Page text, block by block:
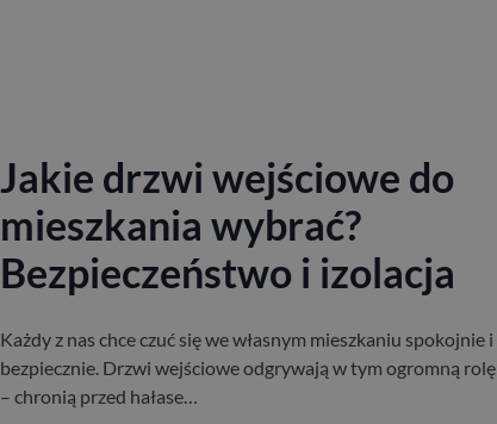
Jakie drzwi wejściowe do
mieszkania wybrać?
Bezpieczeństwo i izolacja
Każdy z nas chce czuć się we własnym mieszkaniu spokojnie i
bezpiecznie. Drzwi wejściowe odgrywają w tym ogromną rolę
– chronią przed hałase…